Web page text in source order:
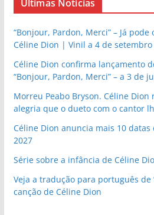
Últimas Noticías
“Bonjour, Pardon, Merci” – Já
Céline Dion | Vinil a 4 de setembro
Céline Dion confirma lançamento
“Bonjour, Pardon, Merci” – a 3 de
Morreu Peabo Bryson. Céline
alegria que o dueto com o cantor
Céline Dion anuncia mais 10
2027
Série sobre a infância de Céline
Veja a tradução para português de
canção de Céline Dion